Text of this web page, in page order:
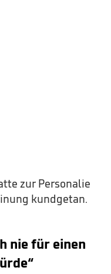
zur Personalie
kundgetan.
nie für einen